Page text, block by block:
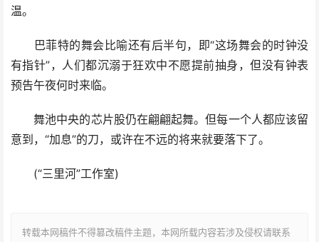
温。
巴菲特的舞会比喻还有后半句，即“这场舞会的时钟没
有指针”，人们都沉溺于狂欢中不愿提前抽身，但没有钟表
预告午夜何时来临。
舞池中央的芯片股仍在翩翩起舞。但每一个人都应该留
意到，“加息”的刀，或许在不远的将来就要落下了。
(“三里河”工作室)
转载本网稿件不得篡改稿件主题，本网所载内容若涉及侵权请联系